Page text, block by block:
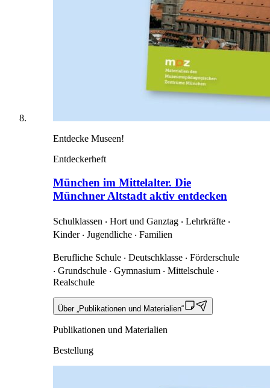
Entdecke Museen!
Entdeckerheft
München im Mittelalter. Die
Münchner Altstadt aktiv entdecken
Schulklassen ‧ Hort und Ganztag ‧ Lehrkräfte ‧
Kinder ‧ Jugendliche ‧ Familien
Berufliche Schule ‧ Deutschklasse ‧ Förderschule
‧ Grundschule ‧ Gymnasium ‧ Mittelschule ‧
Realschule
Über „Publikationen und Materialien“
Publikationen und Materialien
Bestellung